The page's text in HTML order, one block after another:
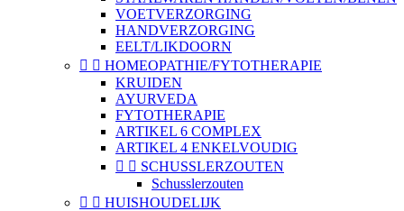
VOETVERZORGING
HANDVERZORGING
EELT/LIKDOORN
  HOMEOPATHIE/FYTOTHERAPIE
KRUIDEN
AYURVEDA
FYTOTHERAPIE
ARTIKEL 6 COMPLEX
ARTIKEL 4 ENKELVOUDIG
  SCHUSSLERZOUTEN
Schusslerzouten
  HUISHOUDELIJK